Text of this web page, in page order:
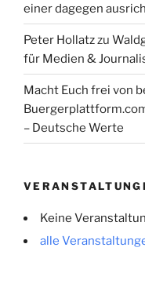
einer dagegen
Peter Hollatzzu
für Medien &
Macht Euch frei von
– Deutsche Werte
Keine
alle